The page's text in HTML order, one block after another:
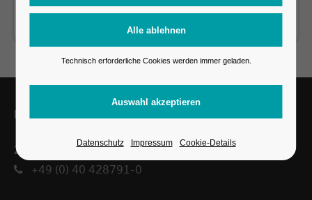
Kontakt
Zentrale Durchwahl
+49 (0) 40 428791-0
Technisch erforderliche Cookies werden immer geladen.
Datenschutz Impressum Cookie-Details